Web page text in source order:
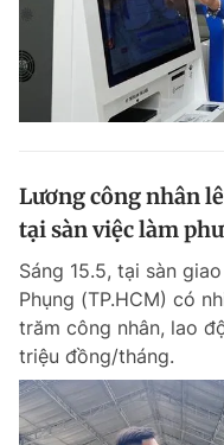
Lương công nhân
tại sàn việc làm
Sáng 15.5, tại sàn
Phụng (TP.HCM) có
trăm công nhân, lao
triệu đồng/tháng.